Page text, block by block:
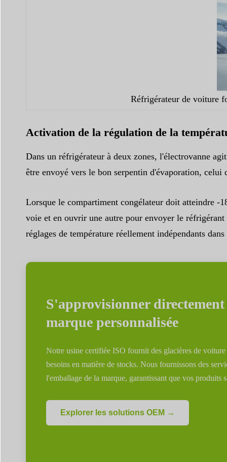
Réfrigérateur de voiture
Activation de la régulation de la
Dans un réfrigérateur à deux zones, l'électrovanne
être envoyé vers le bon serpentin d'évaporation,
Lorsque le compartiment congélateur doit atteindre -
voie et en ouvrir une autre pour envoyer le
réglages de température réellement indépendants
S'approvisionner
marque personnalisée
Notre usine certifiée ISO fournit des glacières de
besoins en matière de stocks. Nous fournissons des
l'emballage de la marque, garantissant que vos produits
Explorer les solutions OEM →